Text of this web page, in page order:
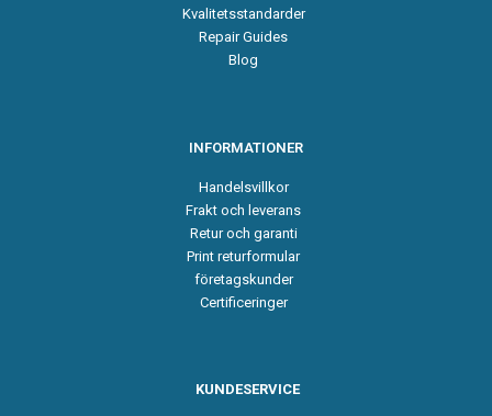
Kvalitetsstandarder
Repair Guides
Blog
INFORMATIONER
Handelsvillkor
Frakt och leverans
Retur och garanti
Print returformular
företagskunder
Certificeringer
KUNDESERVICE